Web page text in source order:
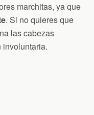
marchitas, ya que
. Si no quieres que
las cabezas
involuntaria.